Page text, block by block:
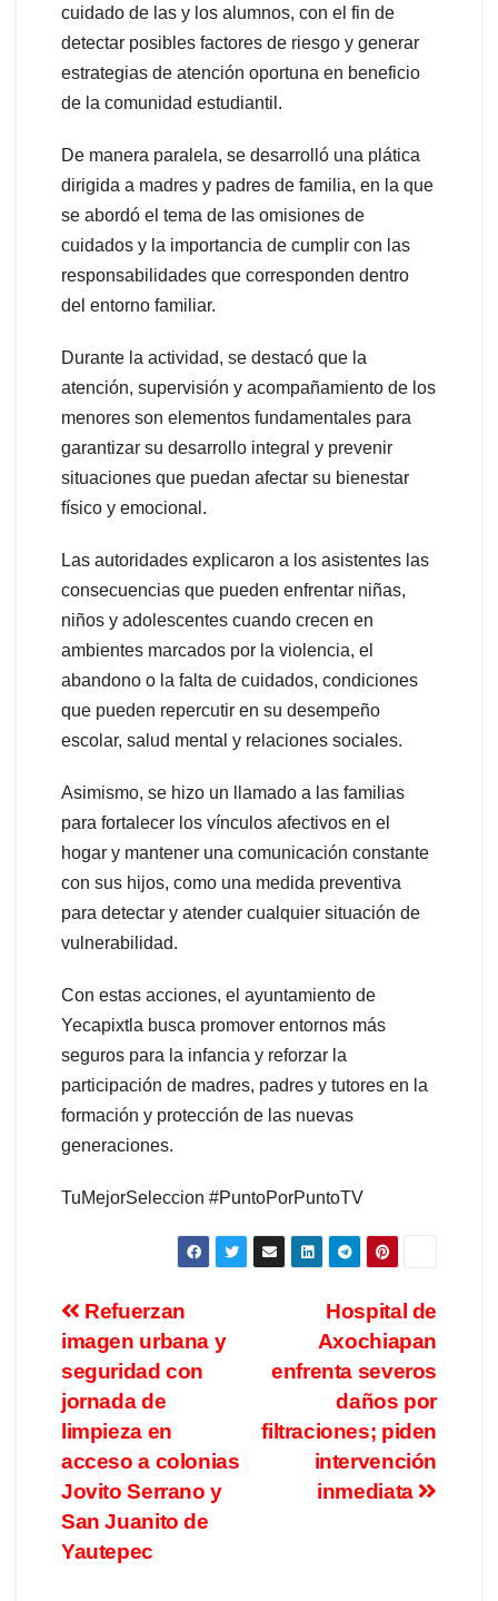
cuidado de las y los alumnos, con el fin de
detectar posibles factores de riesgo y generar
estrategias de atención oportuna en beneficio
de la comunidad estudiantil.
De manera paralela, se desarrolló una plática
dirigida a madres y padres de familia, en la que
se abordó el tema de las omisiones de
cuidados y la importancia de cumplir con las
responsabilidades que corresponden dentro
del entorno familiar.
Durante la actividad, se destacó que la
atención, supervisión y acompañamiento de los
menores son elementos fundamentales para
garantizar su desarrollo integral y prevenir
situaciones que puedan afectar su bienestar
físico y emocional.
Las autoridades explicaron a los asistentes las
consecuencias que pueden enfrentar niñas,
niños y adolescentes cuando crecen en
ambientes marcados por la violencia, el
abandono o la falta de cuidados, condiciones
que pueden repercutir en su desempeño
escolar, salud mental y relaciones sociales.
Asimismo, se hizo un llamado a las familias
para fortalecer los vínculos afectivos en el
hogar y mantener una comunicación constante
con sus hijos, como una medida preventiva
para detectar y atender cualquier situación de
vulnerabilidad.
Con estas acciones, el ayuntamiento de
Yecapixtla busca promover entornos más
seguros para la infancia y reforzar la
participación de madres, padres y tutores en la
formación y protección de las nuevas
generaciones.
TuMejorSeleccion #PuntoPorPuntoTV
Hospital de
Axochiapan
enfrenta severos
daños por
filtraciones; piden
intervención
inmediata
Refuerzan
imagen urbana y
seguridad con
jornada de
limpieza en
acceso a colonias
Jovito Serrano y
San Juanito de
Yautepec